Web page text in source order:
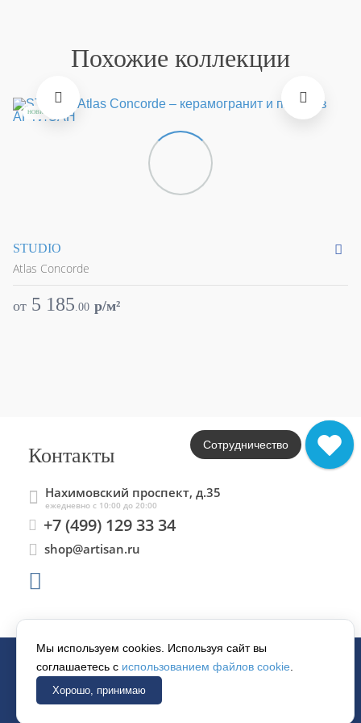
Похожие коллекции
НОВИНКА
STUDIO
Atlas Concorde
от 5 185.00 p/м²
Контакты
Нахимовский проспект, д.35
ежедневно с 10:00 до 20:00
+7 (499) 129 33 34
shop@artisan.ru
© 1997–2026 «АРТИСАН».
Все права защищены.
Мы используем cookies. Используя сайт вы
соглашаетесь с использованием файлов cookie
Хорошо, принимаю
Сотрудничество